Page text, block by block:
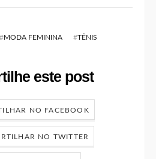
#MODA FEMININA #TÊNIS
este post
NO FACEBOOK
NO TWITTER